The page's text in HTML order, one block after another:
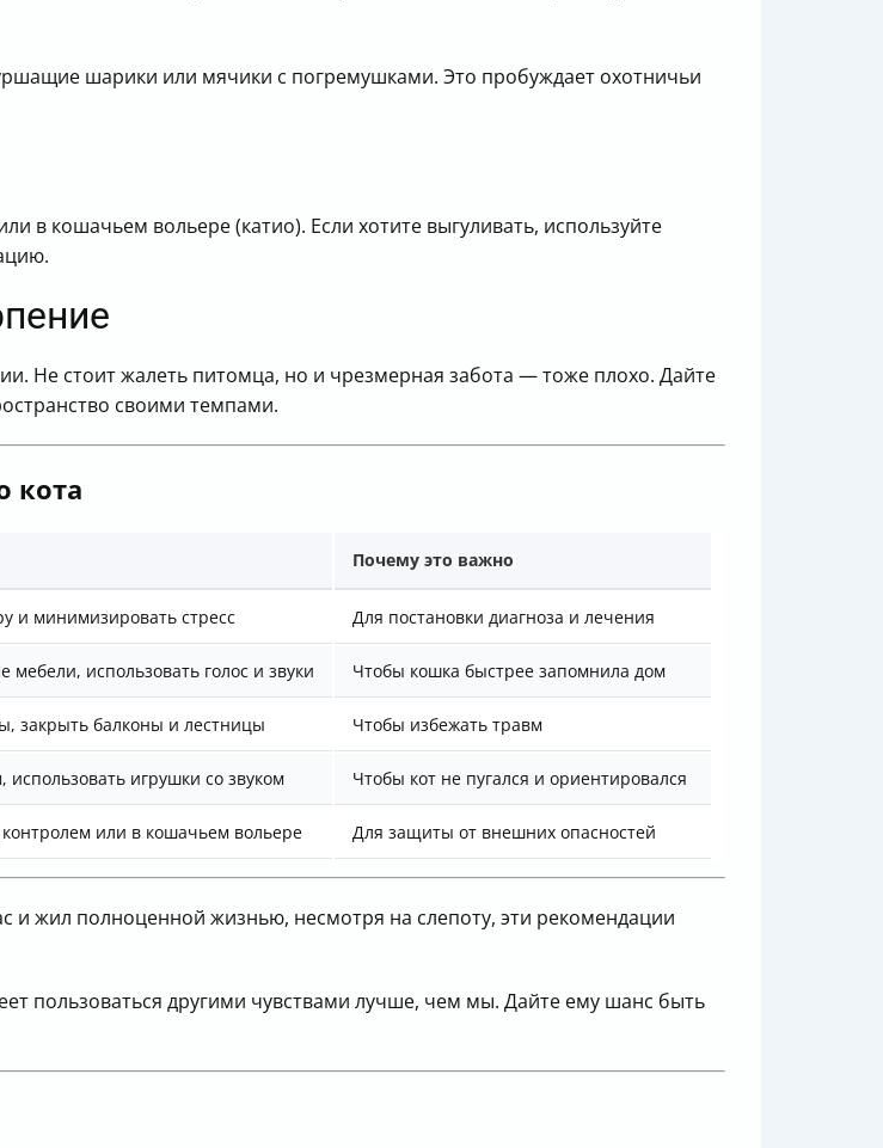
шарики или мячики с погремушками. Это пробуждает охотничьи
в кошачьем вольере (катио). Если хотите выгуливать, используйте
Не стоит жалеть питомца, но и чрезмерная забота — тоже плохо. Дайте
своими темпами.
кота
Почему это важно
и минимизировать стресс Для постановки диагноза и лечения
использовать голос и звуки Чтобы кошка быстрее запомнила дом
закрыть балконы и лестницы Чтобы избежать травм
использовать игрушки со звуком Чтобы кот не пугался и ориентировался
или в кошачьем вольере Для защиты от внешних опасностей
и жил полноценной жизнью, несмотря на слепоту, эти рекомендации
пользоваться другими чувствами лучше, чем мы. Дайте ему шанс быть